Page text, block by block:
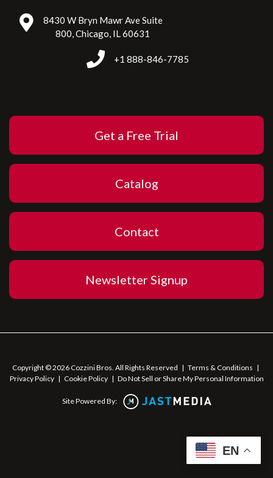
8430 W Bryn Mawr Ave Suite
800, Chicago, IL 60631
+1 888-846-7785
Get a Free Trial
Catalog
Contact
Newsletter Signup
Copyright © 2026 Cozzini Bros. All Rights Reserved | Terms & Conditions |
Privacy Policy | Cookie Policy | Do Not Sell or Share My Personal Information
Site Powered By:
EN